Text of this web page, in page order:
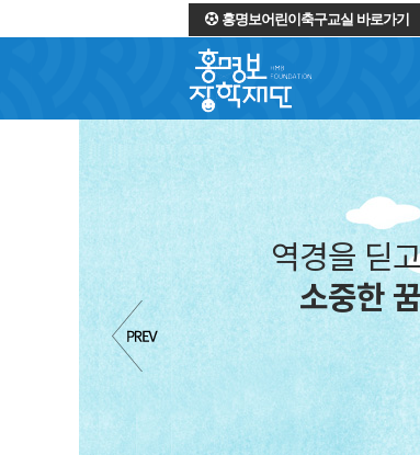
홍명보어린이축구교실 바로가기
역경을 딛
소중한 꿈